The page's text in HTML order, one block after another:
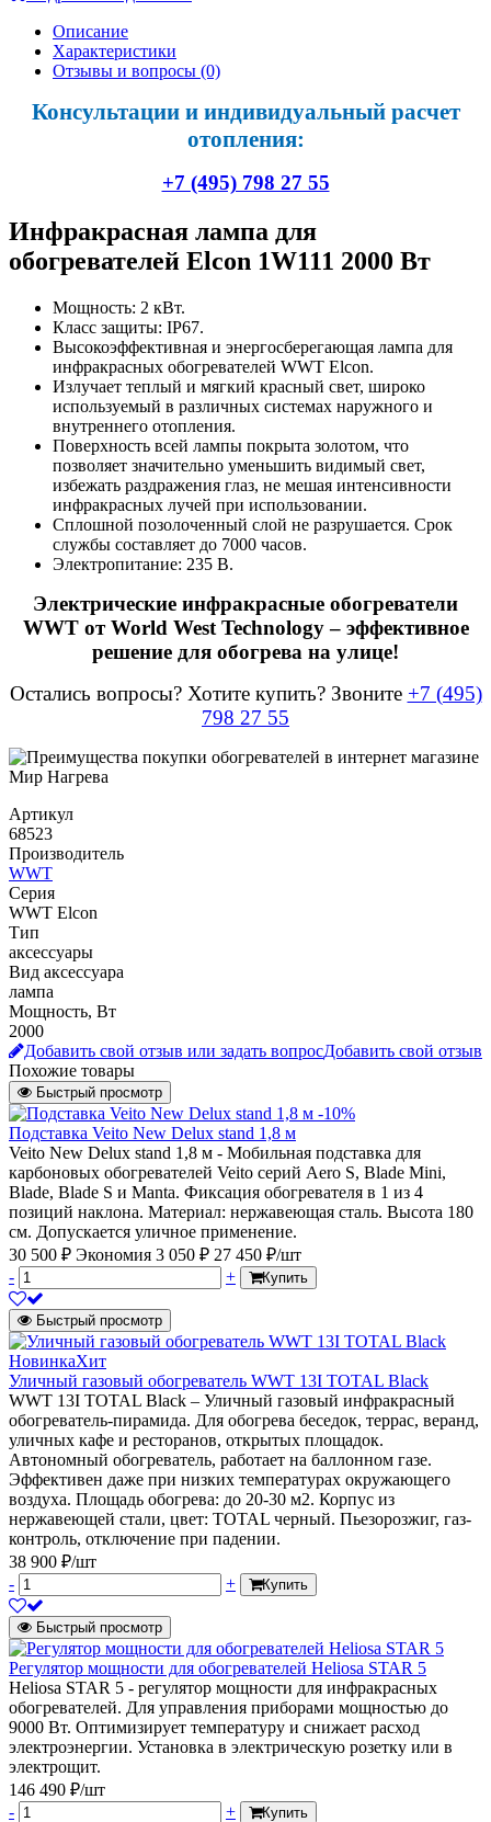
Описание
Характеристики
Отзывы и вопросы (0)
Консультации и индивидуальный расчет
отопления:
+7 (495) 798 27 55
Инфракрасная лампа для
обогревателей Elcon 1W111 2000 Вт
Мощность: 2 кВт.
Класс защиты: IP67.
Высокоэффективная и энергосберегающая лампа для
инфракрасных обогревателей WWT Elcon.
Излучает теплый и мягкий красный свет, широко
используемый в различных системах наружного и
внутреннего отопления.
Поверхность всей лампы покрыта золотом, что
позволяет значительно уменьшить видимый свет,
избежать раздражения глаз, не мешая интенсивности
инфракрасных лучей при использовании.
Сплошной позолоченный слой не разрушается. Срок
службы составляет до 7000 часов.
Электропитание: 235 В.
Электрические инфракрасные обогреватели
WWT от World West Technology – эффективное
решение для обогрева на улице!
Остались вопросы? Хотите купить? Звоните +7 (495)
798 27 55
Артикул
68523
Производитель
WWT
Серия
WWT Elcon
Тип
аксессуары
Вид аксессуара
лампа
Мощность, Вт
2000
Добавить свой отзыв или задать вопросДобавить свой отзыв
Похожие товары
Быстрый просмотр
-10%
Подставка Veito New Delux stand 1,8 м
Veito New Delux stand 1,8 м - Мобильная подставка для
карбоновых обогревателей Veito серий Aero S, Blade Mini,
Blade, Blade S и Manta. Фиксация обогревателя в 1 из 4
позиций наклона. Материал: нержавеющая сталь. Высота 180
см. Допускается уличное применение.
30 500 ₽ Экономия 3 050 ₽ 27 450 ₽/шт
-
+ Купить
Быстрый просмотр
НовинкаХит
Уличный газовый обогреватель WWT 13I TOTAL Black
WWT 13I TOTAL Black – Уличный газовый инфракрасный
обогреватель-пирамида. Для обогрева беседок, террас, веранд,
уличных кафе и ресторанов, открытых площадок.
Автономный обогреватель, работает на баллонном газе.
Эффективен даже при низких температурах окружающего
воздуха. Площадь обогрева: до 20-30 м2. Корпус из
нержавеющей стали, цвет: TOTAL черный. Пьезорозжиг, газ-
контроль, отключение при падении.
38 900 ₽/шт
-
+ Купить
Быстрый просмотр
Регулятор мощности для обогревателей Heliosa STAR 5
Heliosa STAR 5 - регулятор мощности для инфракрасных
обогревателей. Для управления приборами мощностью до
9000 Вт. Оптимизирует температуру и снижает расход
электроэнергии. Установка в электрическую розетку или в
электрощит.
146 490 ₽/шт
-
+ Купить